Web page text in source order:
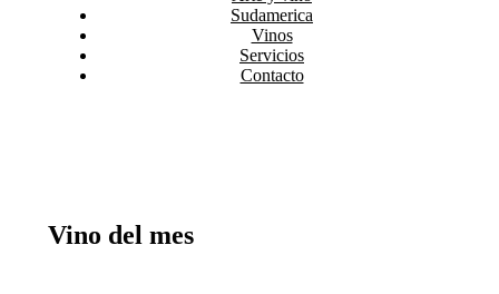
Sudamerica
Vinos
Servicios
Contacto
Vino del mes